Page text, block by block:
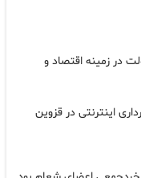
در زمینه اقتصاد و